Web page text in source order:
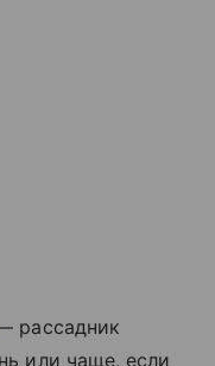
рассадник
или чаще, если